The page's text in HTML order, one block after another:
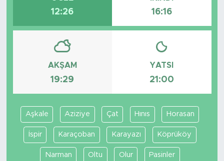
12:26 16:16
AKŞAM
19:29
YATSI
21:00
Aşkale Aziziye Çat Hınıs Horasan
İspir Karaçoban Karayazı Köprüköy
Narman Oltu Olur Pasinler